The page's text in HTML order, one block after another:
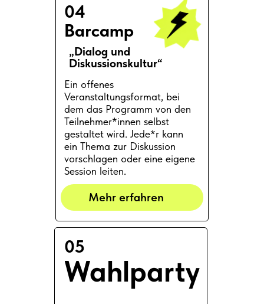
05
Wahlparty
04
Barcamp
„Dialog und
Diskussionskultur“
Ein offenes
Veranstaltungsformat, bei
dem das Programm von den
Teilnehmer*innen selbst
gestaltet wird. Jede*r kann
ein Thema zur Diskussion
vorschlagen oder eine eigene
Session leiten.
Mehr erfahren